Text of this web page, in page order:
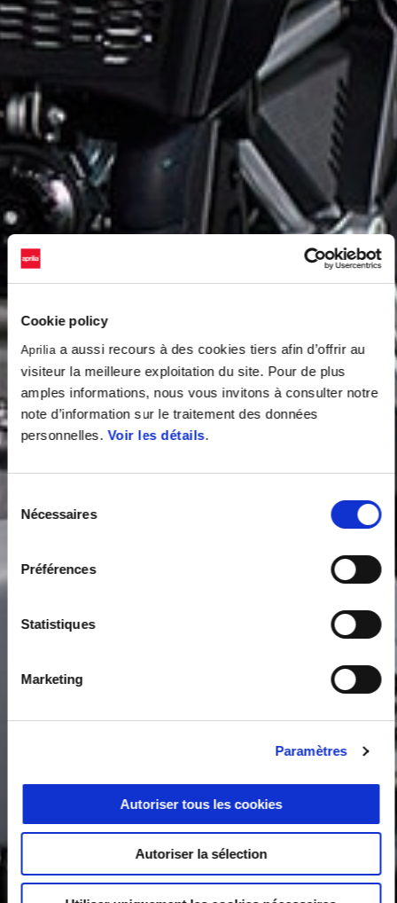
Cookie policy
Aprilia a aussi recours à des cookies tiers afin d’offrir au
visiteur la meilleure exploitation du site. Pour de plus
amples informations, nous vous invitons à consulter notre
note d’information sur le traitement des données
personnelles. Voir les détails.
du Nécessaires
Préférences
Statistiques
Marketing
Paramètres
Autoriser tous les cookies
Autoriser la sélection